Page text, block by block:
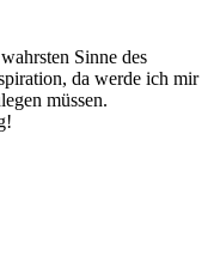
Sinne des
da werde ich mir
müssen.